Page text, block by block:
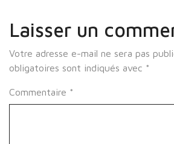
Laisser un
Votre adresse e-mail ne sera pas
obligatoires sont indiqués avec *
Commentaire *